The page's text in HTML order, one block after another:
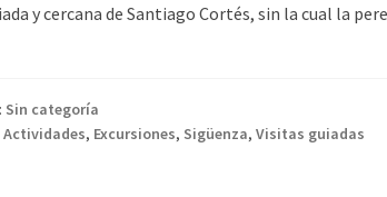
y cercana de Santiago Cortés, sin la cual la
Sin categoría
Actividades, Excursiones, Sigüenza,Visitas guiadas